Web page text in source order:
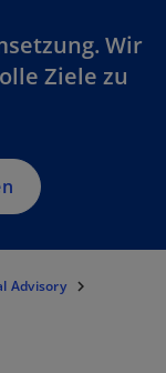
Wir
Ziele zu
Advisory